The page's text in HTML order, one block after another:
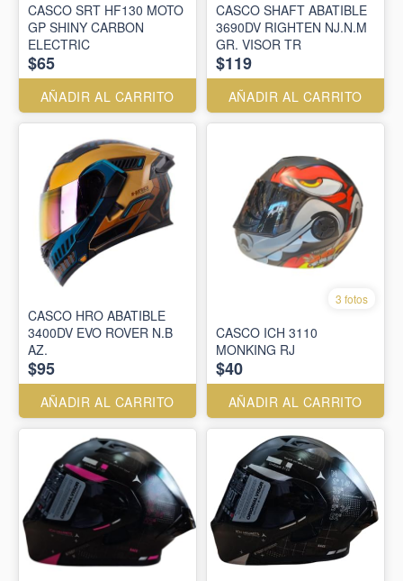
CASCO SRT HF130 MOTO
GP SHINY CARBON
ELECTRIC
$65
AÑADIR AL CARRITO
CASCO SHAFT ABATIBLE
3690DV RIGHTEN NJ.N.M
GR. VISOR TR
$119
AÑADIR AL CARRITO
CASCO HRO ABATIBLE
3400DV EVO ROVER N.B
AZ.
$95
AÑADIR AL CARRITO
3 fotos
CASCO ICH 3110
MONKING RJ
$40
AÑADIR AL CARRITO